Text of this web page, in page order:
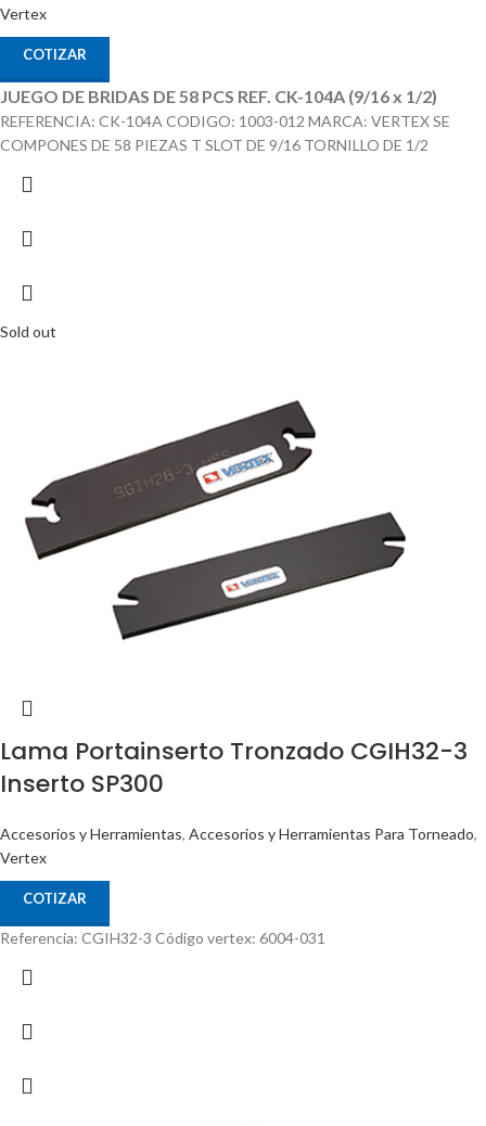
Vertex
COTIZAR
JUEGO DE BRIDAS DE 58 PCS REF. CK-104A (9/16 x 1/2)
REFERENCIA: CK-104A CODIGO: 1003-012 MARCA: VERTEX SE
COMPONES DE 58 PIEZAS T SLOT DE 9/16 TORNILLO DE 1/2
Sold out
Lama Portainserto Tronzado CGIH32-3
Inserto SP300
Accesorios y Herramientas, Accesorios y Herramientas Para Torneado,
Vertex
COTIZAR
Referencia: CGIH32-3 Código vertex: 6004-031